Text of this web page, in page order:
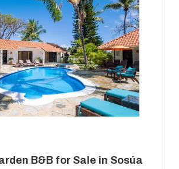
B&B for Sale in Sosúa